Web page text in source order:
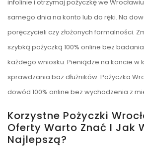
infolinie i otrzymaj pożyczkę we
samego dnia na konto lub do ręki. Na
poręczycieli czy złożonych formalności.
szybką pożyczką 100% online bez badania
każdego wniosku. Pieniądze na koncie w
sprawdzania baz dłużników. Pożyczka
dowód 100% online bez wychodzenia z
Korzystne Pożyczki
Oferty Warto Znać I Jak
Najlepszą?